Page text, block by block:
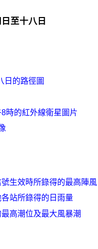
至十八日
日的路徑圖
時的紅外線衛星圖片
生效時所錄得的最高陣
站所錄得的日雨量
高潮位及最大風暴潮